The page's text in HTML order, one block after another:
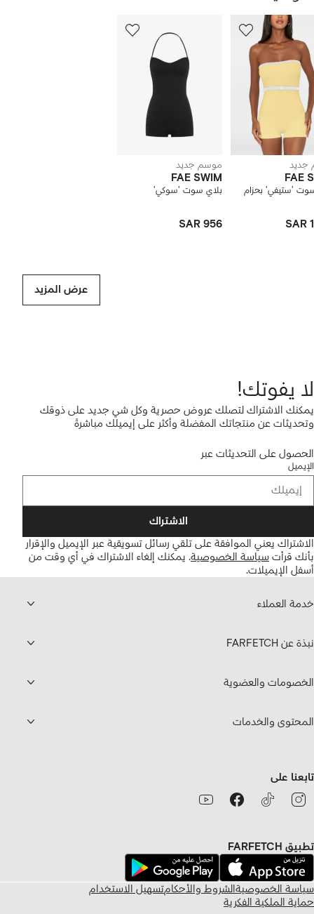
جديد
FAE
'ستيفي' بحزام
SAR
موسم جديد
FAE SWIM
بلاي سوت 'سوكي'
SAR 956
عرض المزيد
لا يفوتك!
يمكنك الاشتراك لتصلك عروض حصرية وكل شي جديد على ذوقك
وتحديثات عن منتجاتك المفضلة وأكثر على إيميلك مباشرةً
الحصول على التحديثات عبر
الإيميل
الاشتراك
الاشتراك يعني الموافقة على تلقي رسائل تسويقية عبر الإيميل والإقرار
بأنك قرأت سياسة الخصوصية. يمكنك إلغاء الاشتراك في أي وقت من
أسفل الإيميلات.
خدمة العملاء
نبذة عن FARFETCH
الخصومات والعضوية
المحتوى والخدمات
تابعنا على
تطبيق FARFETCH
سياسة الخصوصيةالشروط والأحكامتسهيل الاستخدام
حماية الملكية الفكرية